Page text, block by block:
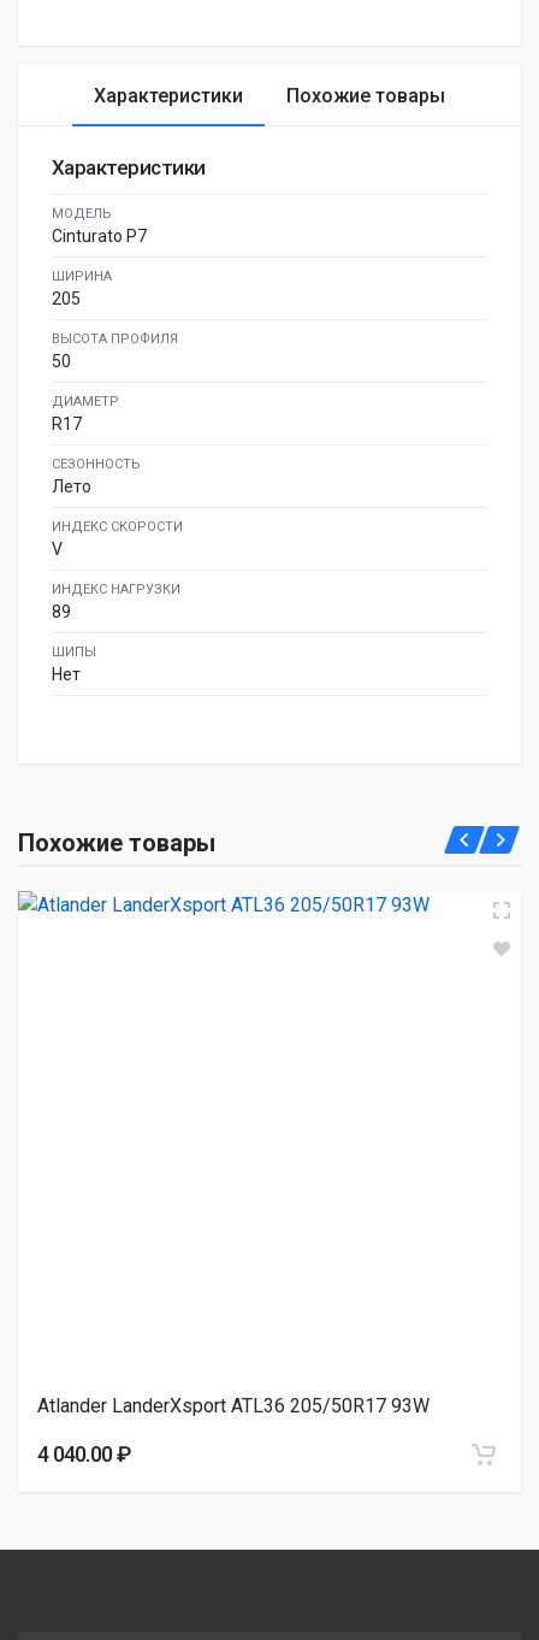
Характеристики Похожие товары
Характеристики
МОДЕЛЬ
Cinturato P7
ШИРИНА
205
ВЫСОТА ПРОФИЛЯ
50
ДИАМЕТР
R17
СЕЗОННОСТЬ
Лето
ИНДЕКС СКОРОСТИ
V
ИНДЕКС НАГРУЗКИ
89
ШИПЫ
Нет
Sunfull SF-888 205/50R17 93W
Sonix Prime A/S 205/50R17 93W
Похожие товары
Atlander LanderXsport ATL36 205/50R17 93W
4 040.00 ₽